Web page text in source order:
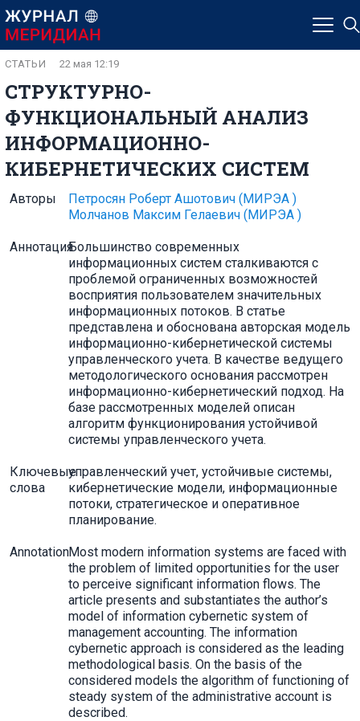
СТРУКТУРНО-
ФУНКЦИОНАЛЬНЫЙ АНАЛИЗ
ИНФОРМАЦИОННО-
КИБЕРНЕТИЧЕСКИХ СИСТЕМ
СТАТЬИ 22 мая 12:19
Авторы Петросян Роберт Ашотович (МИРЭА )
Молчанов Максим Гелаевич (МИРЭА )
АннотацияБольшинство современных
информационных систем сталкиваются с
проблемой ограниченных возможностей
восприятия пользователем значительных
информационных потоков. В статье
представлена и обоснована авторская модель
информационно-кибернетической системы
управленческого учета. В качестве ведущего
методологического основания рассмотрен
информационно-кибернетический подход. На
базе рассмотренных моделей описан
алгоритм функционирования устойчивой
системы управленческого учета.
Ключевые
слова
управленческий учет, устойчивые системы,
кибернетические модели, информационные
потоки, стратегическое и оперативное
планирование.
AnnotationMost modern information systems are faced with
the problem of limited opportunities for the user
to perceive significant information flows. The
article presents and substantiates the author’s
model of information cybernetic system of
management accounting. The information
cybernetic approach is considered as the leading
methodological basis. On the basis of the
considered models the algorithm of functioning of
steady system of the administrative account is
described.